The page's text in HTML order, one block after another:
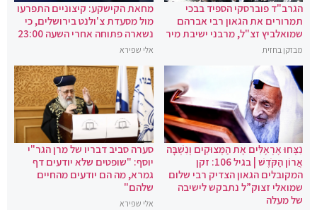
הגרב"ד פוברסקי הספיד בבכי
תמרורים את הגאון רבי אברהם
שמואלביץ זצ"ל, מרבני ישיבת מיר
מבזקן בחזית
מחאת הקישקע: קיצוניים התפרעו
מול מסעדת צ'ולנט בירושלים, כי
נשארה פתוחה אחרי השעה 23:00
אלי שפירא
נִצְּחוּ אֶרְאֶלִּים אֶת הַמְּצוּקִים וְנִשְׁבָּה
אֲרוֹן הַקֹּדֶשׁ | בגיל 106: זקן
המקובלים הגאון הצדיק רבי שלום
שמואלי זצוק”ל נתבקש לישיבה
של מעלה
סערה סביב דבריו של מרן הגר"י
יוסף: "שופטים שלא יודעים דף
גמרא, מה הם יודעים מהחיים
שלהם"
אלי שפירא